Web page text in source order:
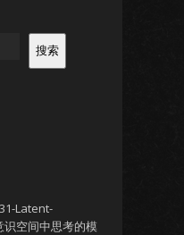
搜索
Latent-
空间中思考的模